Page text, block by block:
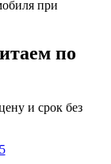
при
по
и срок без